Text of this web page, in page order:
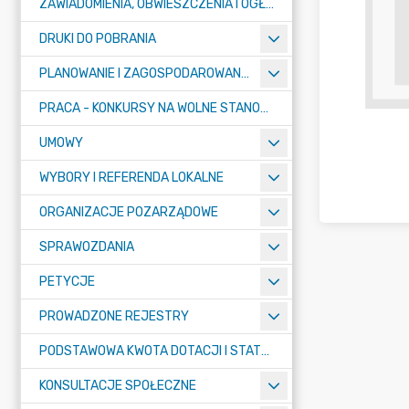
ZAWIADOMIENIA, OBWIESZCZENIA I OGŁOSZENIA
DRUKI DO POBRANIA
PLANOWANIE I ZAGOSPODAROWANIE PRZESTRZENNE
PRACA - KONKURSY NA WOLNE STANOWISKA
UMOWY
WYBORY I REFERENDA LOKALNE
ORGANIZACJE POZARZĄDOWE
SPRAWOZDANIA
PETYCJE
PROWADZONE REJESTRY
PODSTAWOWA KWOTA DOTACJI I STATYSTYCZNA LICZBA UCZNIÓW
KONSULTACJE SPOŁECZNE